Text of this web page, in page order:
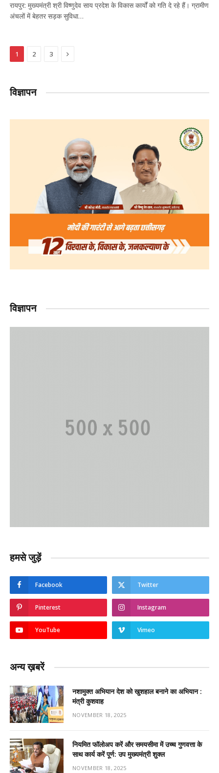
रायपुर: मुख्यमंत्री श्री विष्णुदेव साय प्रदेश के विकास कार्यों को गति दे रहे हैं। ग्रामीण
अंचलों में बेहतर सड़क सुविधा…
1 2 3 Next
विज्ञापन
विज्ञापन
हमसे जुड़ें
Facebook Twitter
Pinterest Instagram
YouTube Vimeo
अन्य ख़बरें
नशामुक्त अभियान देश को खुशहाल बनाने का अभियान :
मंत्री कुशवाह
NOVEMBER 18, 2025
नियमित फॉलोअप करें और समयसीमा में उच्च गुणवत्ता के
साथ कार्य करें पूर्ण: उप मुख्यमंत्री शुक्ल
NOVEMBER 18, 2025